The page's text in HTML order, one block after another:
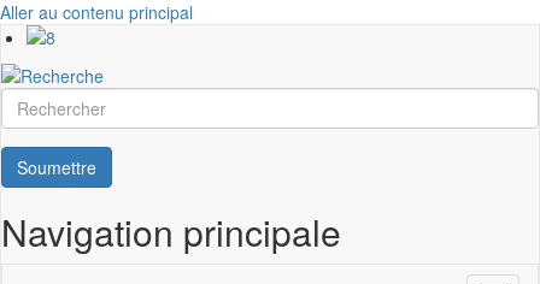
Aller au contenu principal
Rechercher
Soumettre
Navigation principale